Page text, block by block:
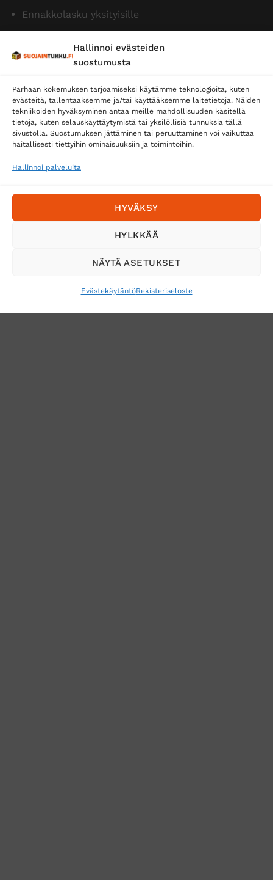
Hallinnoi evästeiden
suostumusta
Parhaan kokemuksen tarjoamiseksi käytämme teknologioita, kuten
evästeitä, tallentaaksemme ja/tai käyttääksemme laitetietoja. Näiden
tekniikoiden hyväksyminen antaa meille mahdollisuuden käsitellä
tietoja, kuten selauskäyttäytymistä tai yksilöllisiä tunnuksia tällä
sivustolla. Suostumuksen jättäminen tai peruuttaminen voi vaikuttaa
haitallisesti tiettyihin ominaisuuksiin ja toimintoihin.
Hallinnoi palveluita
HYVÄKSY
HYLKKÄÄ
NÄYTÄ ASETUKSET
EvästekäytäntöRekisteriseloste
Ennakkolasku yksityisille
Toimitustavat
Posti
Matkahuolto
Tilaa uutiskirje ja saat erikoisalennuksia